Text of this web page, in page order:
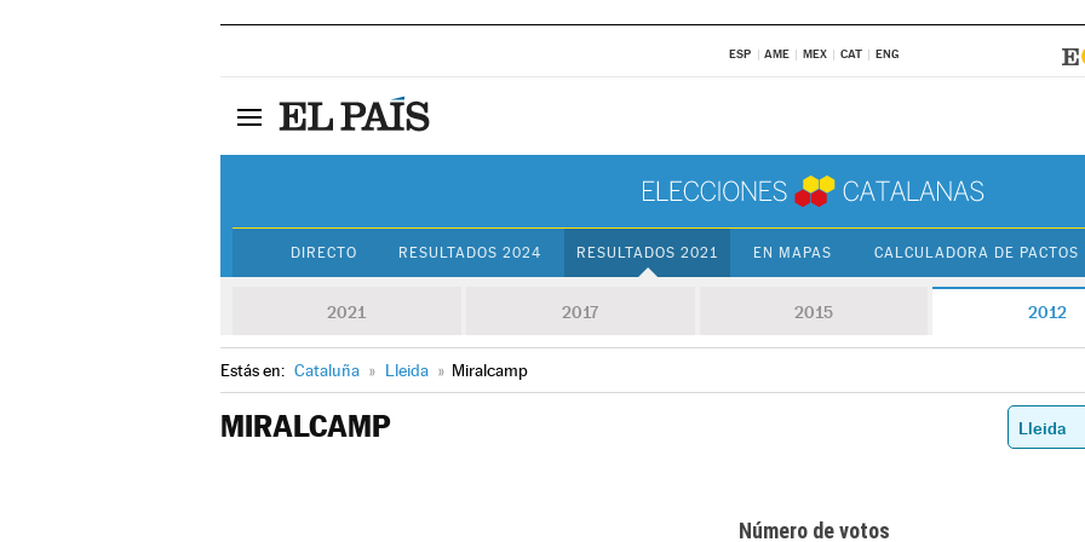
ESP AME MEX CAT ENG
DIRECTO RESULTADOS 2024 RESULTADOS 2021 EN MAPAS CALCULADORA DE PACTOS
2021 2017 2015 2012
Estás en: Cataluña » Lleida » Miralcamp
MIRALCAMP
Número de votos